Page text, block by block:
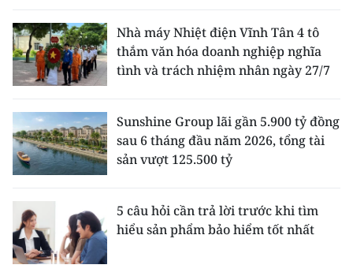
Nhà máy Nhiệt điện Vĩnh Tân 4 tô
thắm văn hóa doanh nghiệp nghĩa
tình và trách nhiệm nhân ngày 27/7
Sunshine Group lãi gần 5.900 tỷ đồng
sau 6 tháng đầu năm 2026, tổng tài
sản vượt 125.500 tỷ
5 câu hỏi cần trả lời trước khi tìm
hiểu sản phẩm bảo hiểm tốt nhất